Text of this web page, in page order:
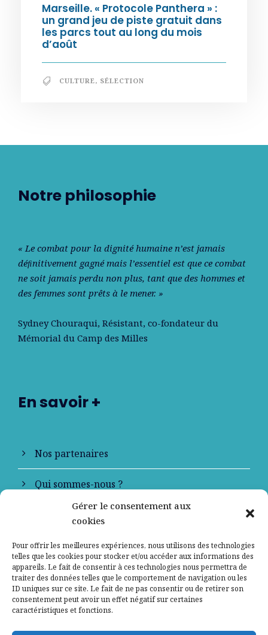
Gérer le consentement aux
cookies
Pour offrir les meilleures expériences, nous utilisons des technologies
telles que les cookies pour stocker et/ou accéder aux informations des
appareils. Le fait de consentir à ces technologies nous permettra de
traiter des données telles que le comportement de navigation ou les
ID uniques sur ce site. Le fait de ne pas consentir ou de retirer son
consentement peut avoir un effet négatif sur certaines
caractéristiques et fonctions.
Marseille. « Protocole Panthera » :
un grand jeu de piste gratuit dans
les parcs tout au long du mois
d’août
CULTURE, SÉLECTION
Notre philosophie
« Le combat pour la dignité humaine n’est jamais
déﬁnitivement gagné mais l’essentiel est que ce combat
ne soit jamais perdu non plus, tant que des hommes et
des femmes sont prêts à le mener. »
Sydney Chouraqui, Résistant, co-fondateur du
Mémorial du Camp des Milles
En savoir +
Nos partenaires
Qui sommes-nous ?
Contactez-nous
Mentions légales
Politique de confidentialité